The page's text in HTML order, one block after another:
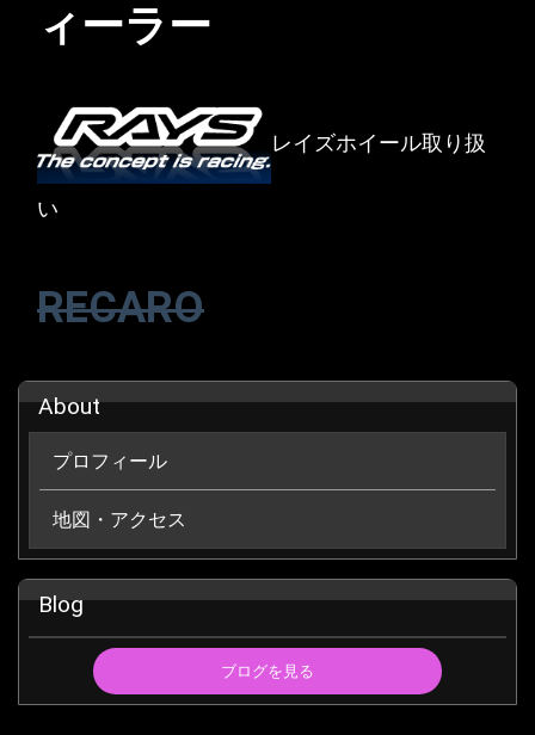
ィーラー
レイズホイール取り扱
い
RECARO
About
プロフィール
地図・アクセス
Blog
ブログを見る